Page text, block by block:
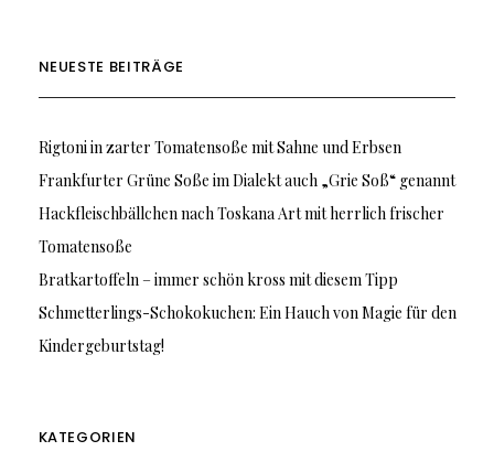
NEUESTE BEITRÄGE
Rigtoni in zarter Tomatensoße mit Sahne und Erbsen
Frankfurter Grüne Soße im Dialekt auch „Grie Soß“ genannt
Hackfleischbällchen nach Toskana Art mit herrlich frischer
Tomatensoße
Bratkartoffeln – immer schön kross mit diesem Tipp
Schmetterlings-Schokokuchen: Ein Hauch von Magie für den
Kindergeburtstag!
KATEGORIEN